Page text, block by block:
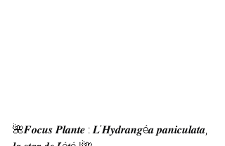
🌺𝑭𝒐𝒄𝒖𝒔 𝑷𝒍𝒂𝒏𝒕𝒆 : 𝑳’𝑯𝒚𝒅𝒓𝒂𝒏𝒈é𝒂 𝒑𝒂𝒏𝒊𝒄𝒖𝒍𝒂𝒕𝒂,